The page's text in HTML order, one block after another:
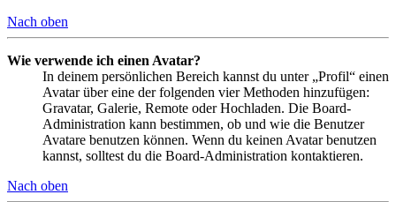
Nach oben
Wie verwende ich einen Avatar?
In deinem persönlichen Bereich kannst du unter „Profil“ einen
Avatar über eine der folgenden vier Methoden hinzufügen:
Gravatar, Galerie, Remote oder Hochladen. Die Board-
Administration kann bestimmen, ob und wie die Benutzer
Avatare benutzen können. Wenn du keinen Avatar benutzen
kannst, solltest du die Board-Administration kontaktieren.
Nach oben